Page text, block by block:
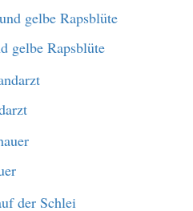
gelbe Rapsblüte